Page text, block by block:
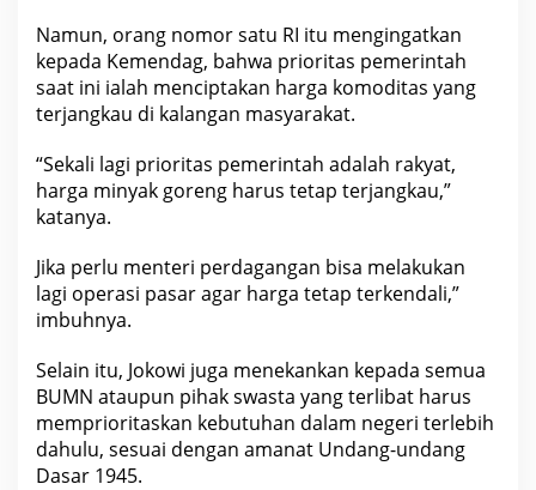
Namun, orang nomor satu RI itu mengingatkan
kepada Kemendag, bahwa prioritas pemerintah
saat ini ialah menciptakan harga komoditas yang
terjangkau di kalangan masyarakat.
“Sekali lagi prioritas pemerintah adalah rakyat,
harga minyak goreng harus tetap terjangkau,”
katanya.
Jika perlu menteri perdagangan bisa melakukan
lagi operasi pasar agar harga tetap terkendali,”
imbuhnya.
Selain itu, Jokowi juga menekankan kepada semua
BUMN ataupun pihak swasta yang terlibat harus
memprioritaskan kebutuhan dalam negeri terlebih
dahulu, sesuai dengan amanat Undang-undang
Dasar 1945.